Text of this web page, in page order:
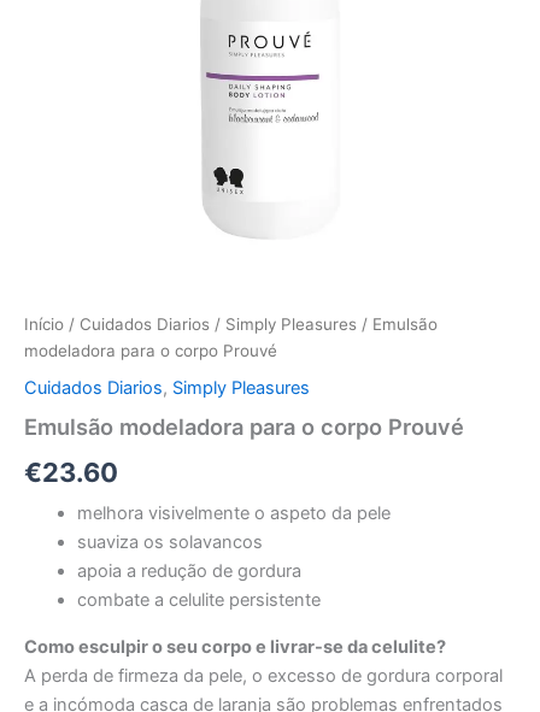
Início / Cuidados Diarios / Simply Pleasures / Emulsão
modeladora para o corpo Prouvé
Cuidados Diarios, Simply Pleasures
Emulsão modeladora para o corpo Prouvé
€23.60
melhora visivelmente o aspeto da pele
suaviza os solavancos
apoia a redução de gordura
combate a celulite persistente
Como esculpir o seu corpo e livrar-se da celulite?
A perda de firmeza da pele, o excesso de gordura corporal
e a incómoda casca de laranja são problemas enfrentados